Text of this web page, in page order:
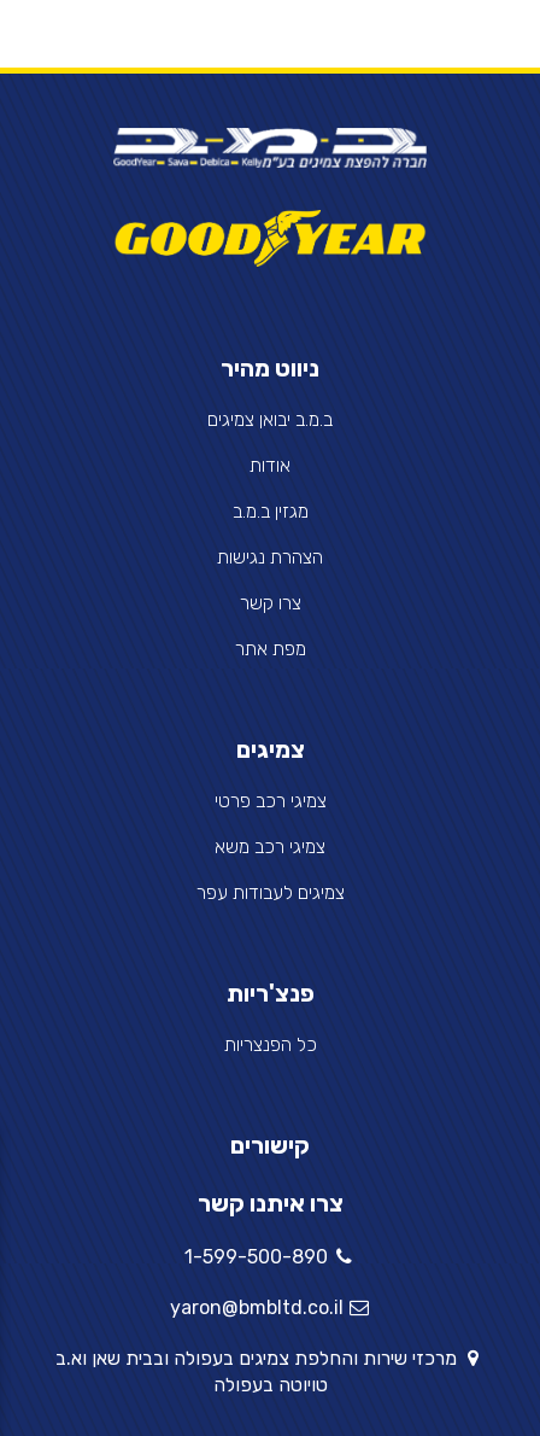
ניווט מהיר
ב.מ.ב יבואן צמיגים
אודות
מגזין ב.מ.ב
הצהרת נגישות
צרו קשר
מפת אתר
צמיגים
צמיגי רכב פרטי
צמיגי רכב משא
צמיגים לעבודות עפר
פנצ'ריות
כל הפנצריות
קישורים
צרו איתנו קשר
1-599-500-890
yaron@bmbltd.co.il
מרכזי שירות והחלפת צמיגים בעפולה ובבית שאן וא.ב
טויוטה בעפולה